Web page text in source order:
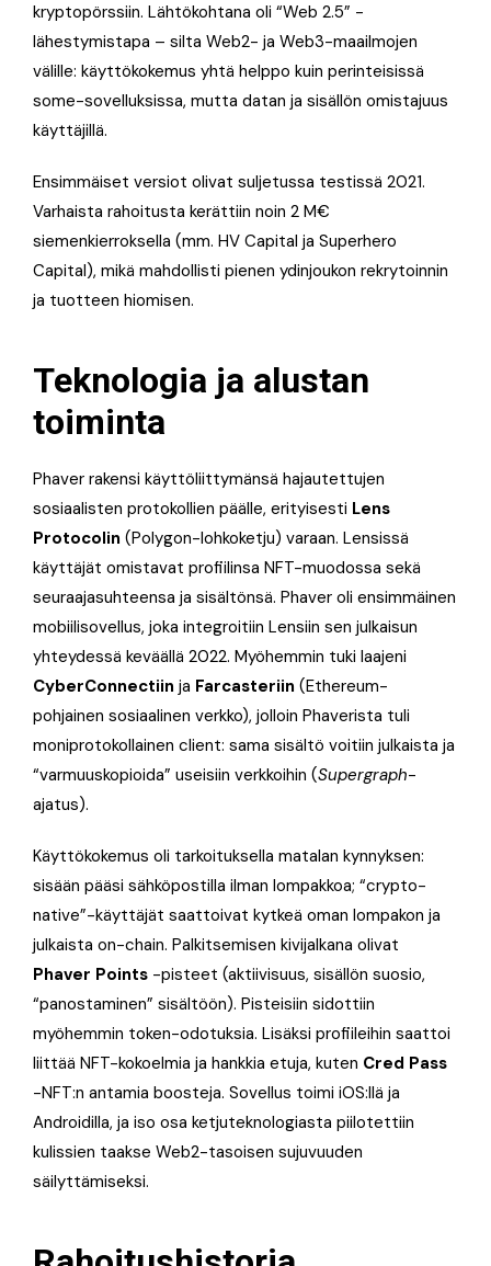
kryptopörssiin. Lähtökohtana oli “Web 2.5” -
lähestymistapa – silta Web2- ja Web3-maailmojen
välille: käyttökokemus yhtä helppo kuin perinteisissä
some-sovelluksissa, mutta datan ja sisällön omistajuus
käyttäjillä.
Ensimmäiset versiot olivat suljetussa testissä 2021.
Varhaista rahoitusta kerättiin noin 2 M€
siemenkierroksella (mm. HV Capital ja Superhero
Capital), mikä mahdollisti pienen ydinjoukon rekrytoinnin
ja tuotteen hiomisen.
Teknologia ja alustan
toiminta
Phaver rakensi käyttöliittymänsä hajautettujen
sosiaalisten protokollien päälle, erityisesti Lens
Protocolin (Polygon-lohkoketju) varaan. Lensissä
käyttäjät omistavat profiilinsa NFT-muodossa sekä
seuraajasuhteensa ja sisältönsä. Phaver oli ensimmäinen
mobiilisovellus, joka integroitiin Lensiin sen julkaisun
yhteydessä keväällä 2022. Myöhemmin tuki laajeni
CyberConnectiin ja Farcasteriin (Ethereum-
pohjainen sosiaalinen verkko), jolloin Phaverista tuli
moniprotokollainen client: sama sisältö voitiin julkaista ja
“varmuuskopioida” useisiin verkkoihin (Supergraph-
ajatus).
Käyttökokemus oli tarkoituksella matalan kynnyksen:
sisään pääsi sähköpostilla ilman lompakkoa; “crypto-
native”-käyttäjät saattoivat kytkeä oman lompakon ja
julkaista on-chain. Palkitsemisen kivijalkana olivat
Phaver Points -pisteet (aktiivisuus, sisällön suosio,
“panostaminen” sisältöön). Pisteisiin sidottiin
myöhemmin token-odotuksia. Lisäksi profiileihin saattoi
liittää NFT-kokoelmia ja hankkia etuja, kuten Cred Pass
-NFT:n antamia boosteja. Sovellus toimi iOS:llä ja
Androidilla, ja iso osa ketjuteknologiasta piilotettiin
kulissien taakse Web2-tasoisen sujuvuuden
säilyttämiseksi.